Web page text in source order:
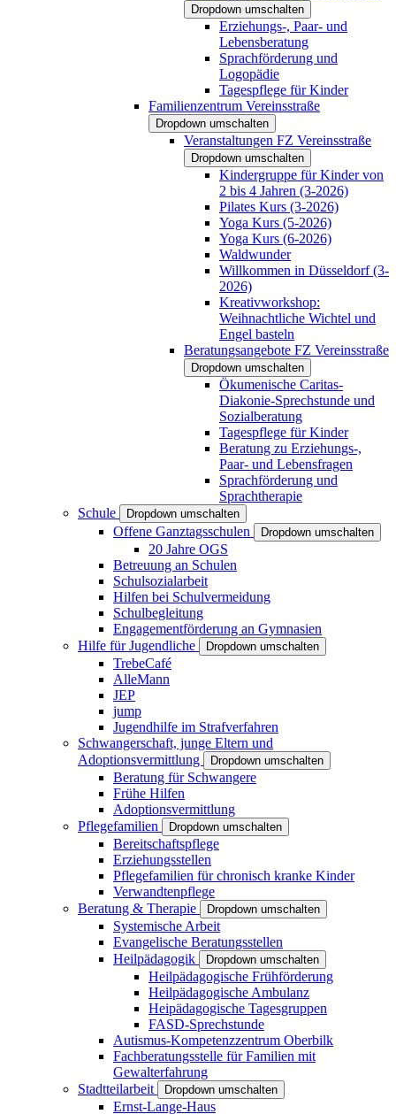
Dropdown umschalten
Erziehungs-, Paar- und
Lebensberatung
Sprachförderung und
Logopädie
Tagespflege für Kinder
Familienzentrum Vereinsstraße
Dropdown umschalten
Veranstaltungen FZ Vereinsstraße
Dropdown umschalten
Kindergruppe für Kinder von
2 bis 4 Jahren (3-2026)
Pilates Kurs (3-2026)
Yoga Kurs (5-2026)
Yoga Kurs (6-2026)
Waldwunder
Willkommen in Düsseldorf (3-
2026)
Kreativworkshop:
Weihnachtliche Wichtel und
Engel basteln
Beratungsangebote FZ Vereinsstraße
Dropdown umschalten
Ökumenische Caritas-
Diakonie-Sprechstunde und
Sozialberatung
Tagespflege für Kinder
Beratung zu Erziehungs-,
Paar- und Lebensfragen
Sprachförderung und
Sprachtherapie
Schule
Dropdown umschalten
Offene Ganztagsschulen Dropdown umschalten
20 Jahre OGS
Betreuung an Schulen
Schulsozialarbeit
Hilfen bei Schulvermeidung
Schulbegleitung
Engagementförderung an Gymnasien
Hilfe für Jugendliche
Dropdown umschalten
TrebeCafé
AlleMann
JEP
jump
Jugendhilfe im Strafverfahren
Schwangerschaft, junge Eltern und
Adoptionsvermittlung
Dropdown umschalten
Beratung für Schwangere
Frühe Hilfen
Adoptionsvermittlung
Pflegefamilien
Dropdown umschalten
Bereitschaftspflege
Erziehungsstellen
Pflegefamilien für chronisch kranke Kinder
Verwandtenpflege
Beratung & Therapie
Dropdown umschalten
Systemische Arbeit
Evangelische Beratungsstellen
Heilpädagogik
Dropdown umschalten
Heilpädagogische Frühförderung
Heilpädagogische Ambulanz
Heipädagogische Tagesgruppen
FASD-Sprechstunde
Autismus-Kompetenzzentrum Oberbilk
Fachberatungsstelle für Familien mit
Gewalterfahrung
Stadtteilarbeit
Dropdown umschalten
Ernst-Lange-Haus